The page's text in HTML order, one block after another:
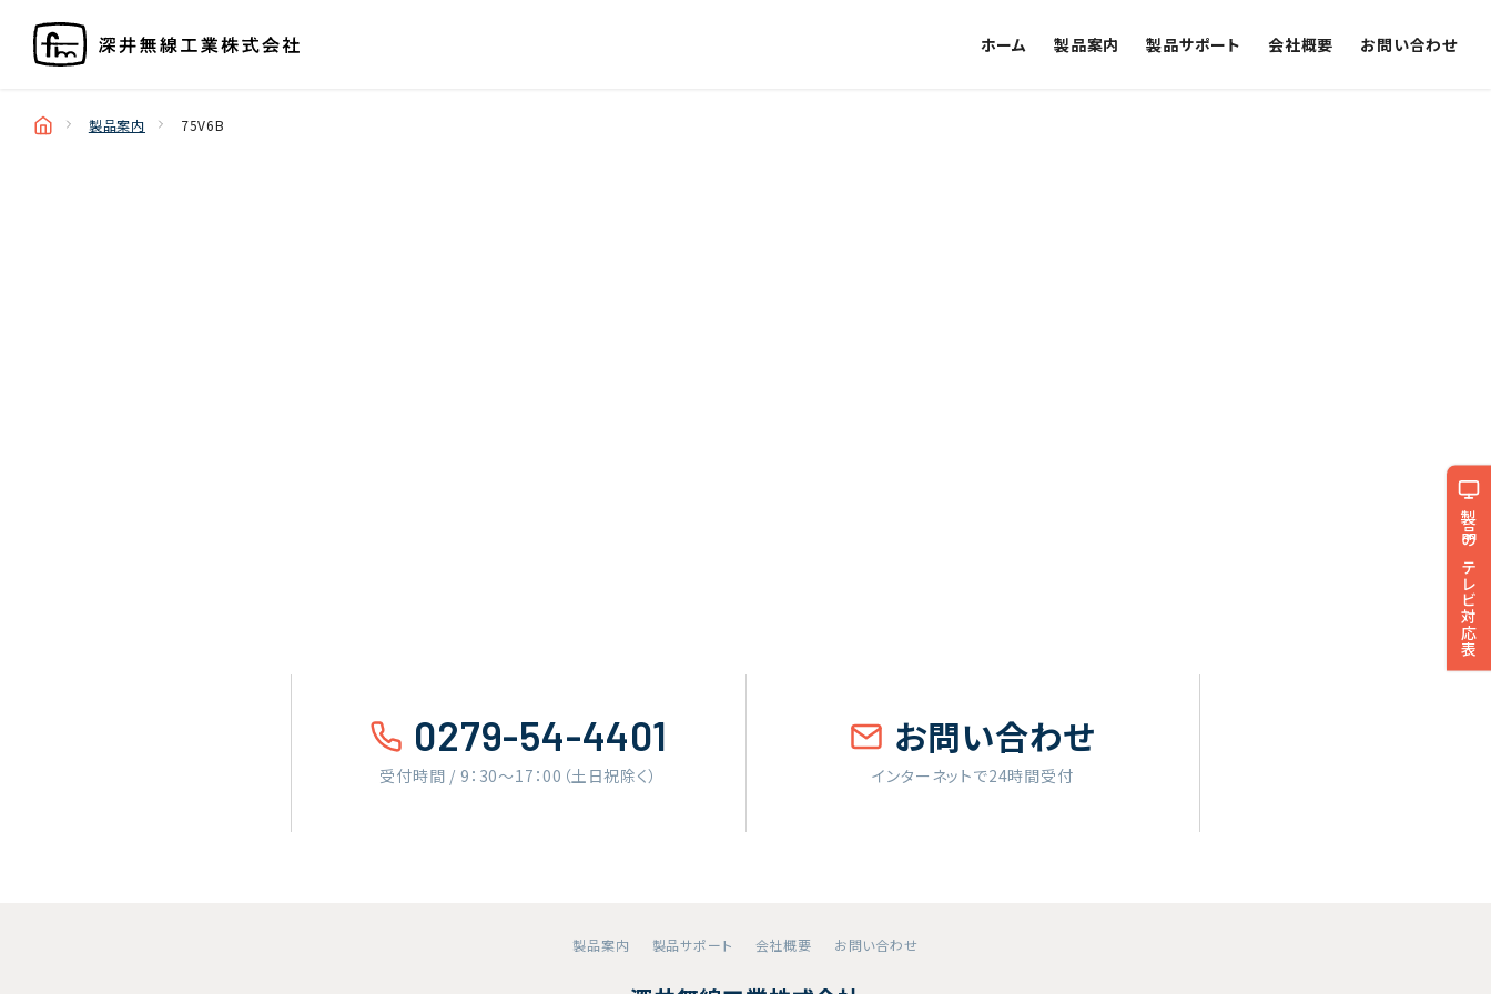
製品のテレビ対応表
ホーム 製品案内 製品サポート 会社概要 お問い合わせ
製品案内 75V6B
0279-54-4401
受付時間 / 9：30〜17：00（土日祝除く）
お問い合わせ
インターネットで24時間受付
製品案内 製品サポート 会社概要 お問い合わせ